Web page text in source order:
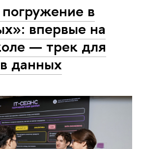
в
впервые на
— трек для
данных